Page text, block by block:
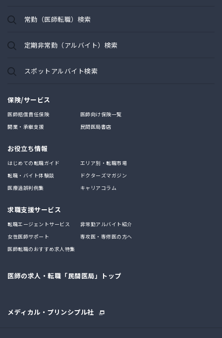
常勤（医師転職）検索
定期非常勤（アルバイト）検索
スポットアルバイト検索
保険/サービス
医師賠償責任保険
医師向け保険一覧
開業・承継支援
民間医局書店
お役立ち情報
はじめての転職ガイド
エリア別・転職市場
転職・バイト体験談
ドクターズマガジン
医療過誤判例集
キャリアコラム
求職支援サービス
転職エージェントサービス
非常勤アルバイト紹介
女性医師サポート
専攻医・専修医の方へ
医師転職のおすすめ求人特集
医師の求人・転職「民間医局」トップ
メディカル・プリンシプル社